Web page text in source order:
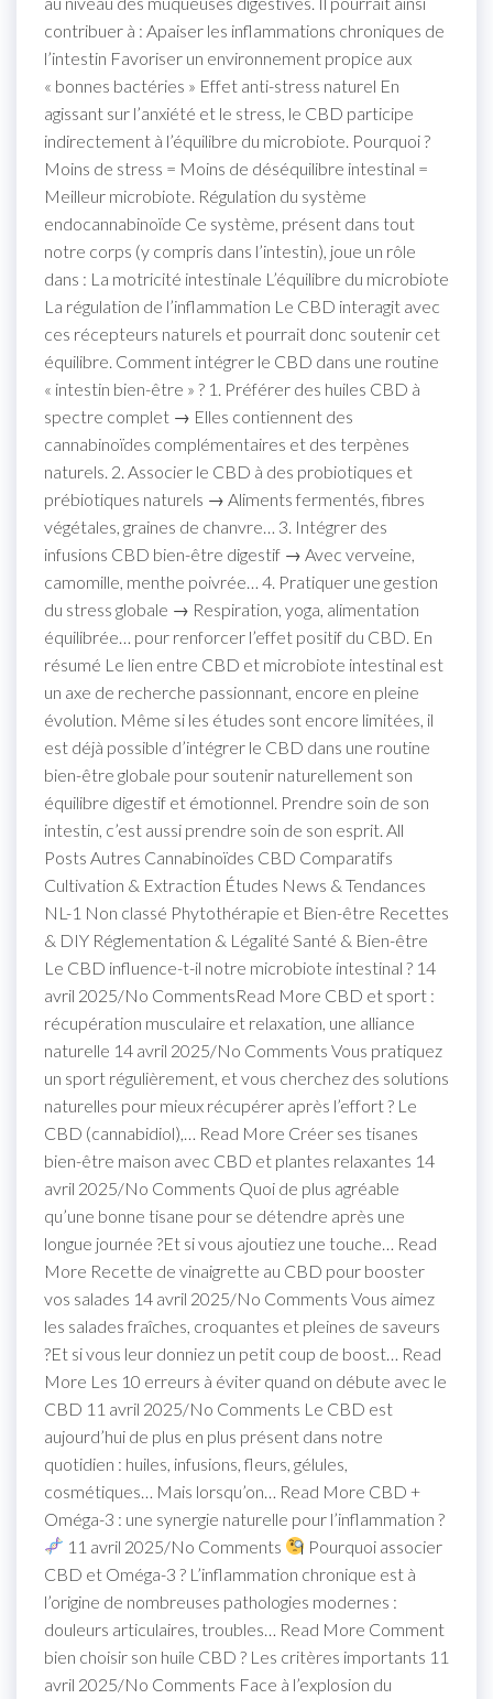
contribuer à : Apaiser les inflammations chroniques de
l’intestin Favoriser un environnement propice aux
« bonnes bactéries » Effet anti-stress naturel En
agissant sur l’anxiété et le stress, le CBD participe
indirectement à l’équilibre du microbiote. Pourquoi ?
Moins de stress = Moins de déséquilibre intestinal =
Meilleur microbiote. Régulation du système
endocannabinoïde Ce système, présent dans tout
notre corps (y compris dans l’intestin), joue un rôle
dans : La motricité intestinale L’équilibre du microbiote
La régulation de l’inflammation Le CBD interagit avec
ces récepteurs naturels et pourrait donc soutenir cet
équilibre. Comment intégrer le CBD dans une routine
« intestin bien-être » ? 1. Préférer des huiles CBD à
spectre complet → Elles contiennent des
cannabinoïdes complémentaires et des terpènes
naturels. 2. Associer le CBD à des probiotiques et
prébiotiques naturels → Aliments fermentés, fibres
végétales, graines de chanvre… 3. Intégrer des
infusions CBD bien-être digestif → Avec verveine,
camomille, menthe poivrée… 4. Pratiquer une gestion
du stress globale → Respiration, yoga, alimentation
équilibrée… pour renforcer l’effet positif du CBD. En
résumé Le lien entre CBD et microbiote intestinal est
un axe de recherche passionnant, encore en pleine
évolution. Même si les études sont encore limitées, il
est déjà possible d’intégrer le CBD dans une routine
bien-être globale pour soutenir naturellement son
équilibre digestif et émotionnel. Prendre soin de son
intestin, c’est aussi prendre soin de son esprit. All
Posts Autres Cannabinoïdes CBD Comparatifs
Cultivation & Extraction Études News & Tendances
NL-1 Non classé Phytothérapie et Bien-être Recettes
& DIY Réglementation & Légalité Santé & Bien-être
Le CBD influence-t-il notre microbiote intestinal ? 14
avril 2025/No CommentsRead More CBD et sport :
récupération musculaire et relaxation, une alliance
naturelle 14 avril 2025/No Comments Vous pratiquez
un sport régulièrement, et vous cherchez des solutions
naturelles pour mieux récupérer après l’effort ? Le
CBD (cannabidiol),… Read More Créer ses tisanes
bien-être maison avec CBD et plantes relaxantes 14
avril 2025/No Comments Quoi de plus agréable
qu’une bonne tisane pour se détendre après une
longue journée ?Et si vous ajoutiez une touche… Read
More Recette de vinaigrette au CBD pour booster
vos salades 14 avril 2025/No Comments Vous aimez
les salades fraîches, croquantes et pleines de saveurs
?Et si vous leur donniez un petit coup de boost… Read
More Les 10 erreurs à éviter quand on débute avec le
CBD 11 avril 2025/No Comments Le CBD est
aujourd’hui de plus en plus présent dans notre
quotidien : huiles, infusions, fleurs, gélules,
cosmétiques… Mais lorsqu’on… Read More CBD +
Oméga-3 : une synergie naturelle pour l’inflammation ?
11 avril 2025/No Comments
Pourquoi associer
CBD et Oméga-3 ? L’inflammation chronique est à
l’origine de nombreuses pathologies modernes :
douleurs articulaires, troubles… Read More Comment
bien choisir son huile CBD ? Les critères importants 11
avril 2025/No Comments Face à l’explosion du